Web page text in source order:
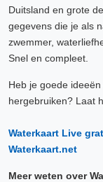
Duitsland en grote
gegevens die je als
zwemmer,
Snel en compleet.
Heb je goede
hergebruiken? Laat
Waterkaart Live
Waterkaart.net
Meer weten over